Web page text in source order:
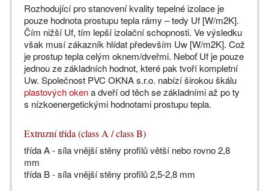
Rozhodující pro stanovení kvality tepelné izolace je
pouze hodnota prostupu tepla rámy – tedy Uf [W/m2K].
Čím nižší Uf, tím lepší izolační schopnosti. Ve výsledku
však musí zákazník hlídat především Uw [W/m2K]. Což
je prostup tepla celým oknem/dveřmi. Neboť Uf je pouze
jednou ze základních hodnot, které pak tvoří kompletní
Uw. Společnost PVC OKNA s.r.o. nabízí širokou škálu
plastových okena dveří od těch se základními až po ty
s nízkoenergetickými hodnotami prostupu tepla.
Extruzní třída (class A / class B)
třída A - síla vnější stěny profilů větší nebo rovno 2,8
mm
třída B - síla vnější stěny profilů 2,5-2,8 mm